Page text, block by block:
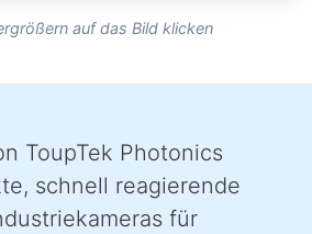
auf das Bild klicken
ToupTek Photonics
schnell reagierende
für